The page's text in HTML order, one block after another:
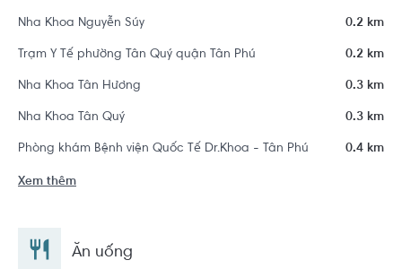
Nha Khoa Nguyễn Súy 0.2 km
Trạm Y Tế phường Tân Quý quận Tân Phú 0.2 km
Nha Khoa Tân Hương 0.3 km
Nha Khoa Tân Quý 0.3 km
Phòng khám Bệnh viện Quốc Tế Dr.Khoa - Tân Phú 0.4 km
Xem thêm
Ăn uống